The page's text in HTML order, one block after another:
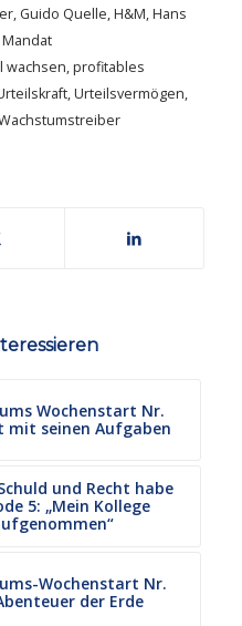
, Guido Quelle,H&M,Hans
Mandat
wachsen,profitables
,Urteilsvermögen,
Wochenstart Nr.
mit seinen Aufgaben
und Recht habe
5: „Mein Kollege
Wochenstart Nr.
der Erde